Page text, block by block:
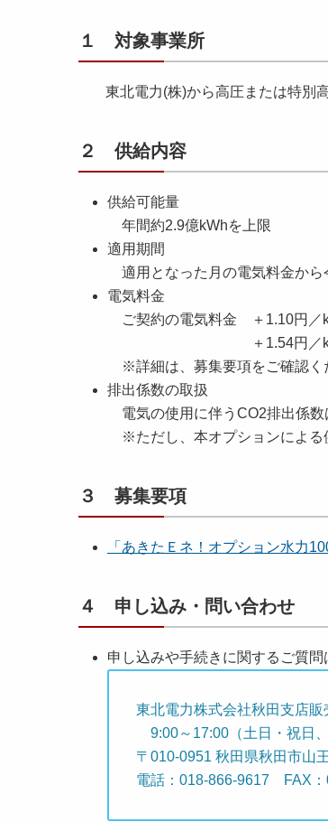
１ 対象事業所
東北電力(株)から高圧または特別
２ 供給内容
供給可能量
年間約2.9億kWhを上限
適用期間
適用となった月の電気料金から
電気料金
ご契約の電気料金 ＋1.10円／
＋1.54円／kWh(税込み)
※詳細は、募集要項をご確認く
排出係数の取扱
電気の使用に伴うCO2排出係数
※ただし、本オプションによる
３ 募集要項
「あきたＥネ！オプション水力
４ 申し込み・問い合わせ
申し込みや手続きに関するご質問
東北電力株式会社秋田支店
9:00～17:00（土日・祝日
〒010-0951 秋田県秋田市山
電話：018-866-9617 FAX：